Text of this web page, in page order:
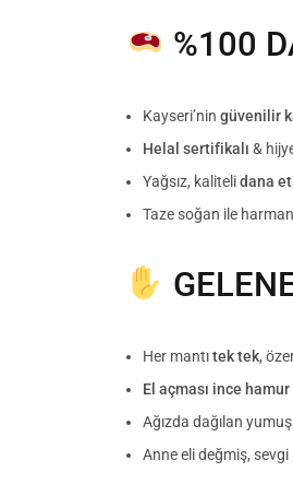
%100
Kayseri’nin güvenilir
Helal sertifikalı &
Yağsız, kalitelidana
Taze soğan ile
Her mantıtek tek,
El açması ince hamur
Ağızda dağılan
Anne eli değmiş, sevgi